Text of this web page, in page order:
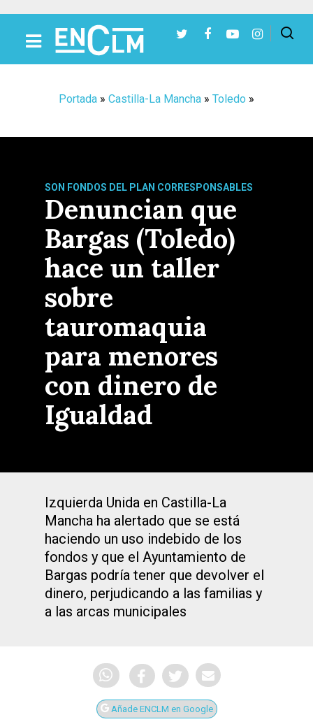
Portada » Castilla-La Mancha » Toledo »
SON FONDOS DEL PLAN CORRESPONSABLES
Denuncian que
Bargas (Toledo)
hace un taller
sobre
tauromaquia
para menores
con dinero de
Igualdad
Izquierda Unida en Castilla-La
Mancha ha alertado que se está
haciendo un uso indebido de los
fondos y que el Ayuntamiento de
Bargas podría tener que devolver el
dinero, perjudicando a las familias y
a las arcas municipales
Añade ENCLM en Google